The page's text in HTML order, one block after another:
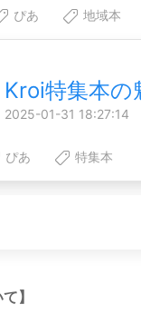
ぴあ 地域本
Kroi特集本の
2025-01-31 18:27:14
ぴあ 特集本
】